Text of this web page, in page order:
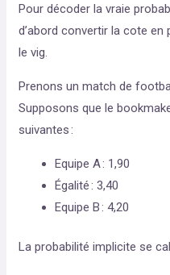
Pour décoder la vraie
d’abord convertir la cote
le vig.
Prenons un match de
Supposons que le
suivantes :
Equipe A : 1,90
Égalité : 3,40
Equipe B : 4,20
La probabilité implicite se